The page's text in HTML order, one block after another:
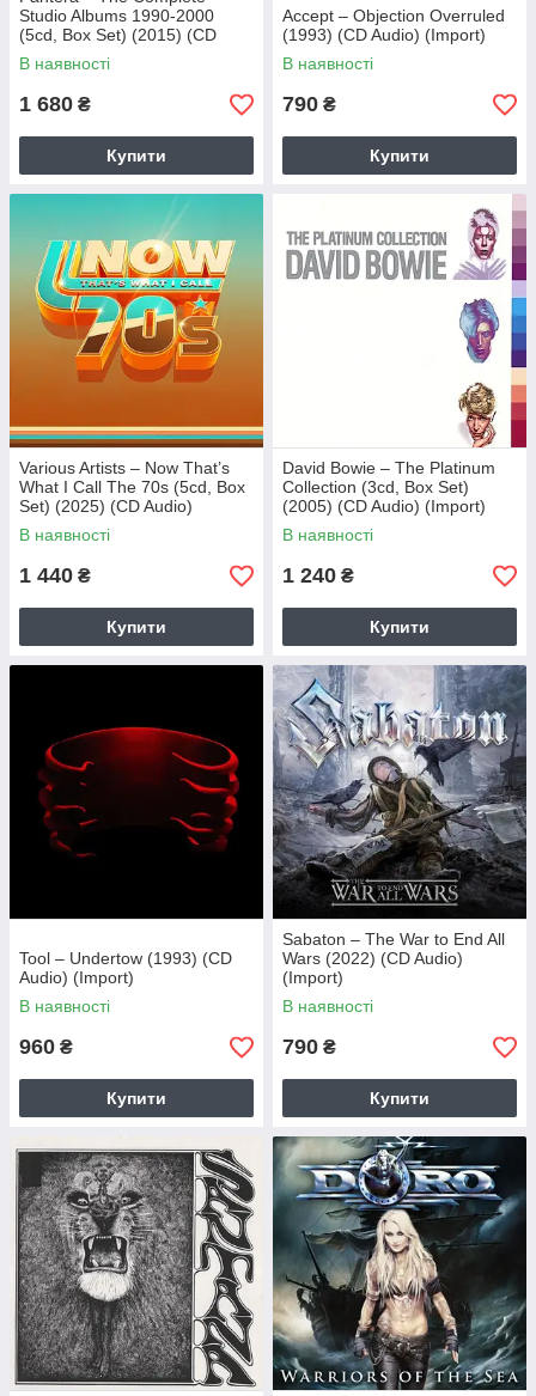
Studio Albums 1990-2000
(5cd, Box Set) (2015) (CD
Audio) (Import)
В наявності
1 680 ₴
Купити
Accept – Objection Overruled
(1993) (CD Audio) (Import)
В наявності
790 ₴
Купити
Various Artists – Now That’s
What I Call The 70s (5cd, Box
Set) (2025) (CD Audio)
(Import)
В наявності
1 440 ₴
Купити
David Bowie – The Platinum
Collection (3cd, Box Set)
(2005) (CD Audio) (Import)
В наявності
1 240 ₴
Купити
Tool – Undertow (1993) (CD
Audio) (Import)
В наявності
960 ₴
Купити
Sabaton – The War to End All
Wars (2022) (CD Audio)
(Import)
В наявності
790 ₴
Купити